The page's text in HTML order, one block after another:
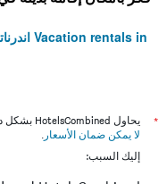
Vacation rentals in اندرناتش
*
يحاول HotelsCombined بشكل دائم الحصول على الأسعار الدقيقة، ولكن
لا يمكن ضمان الأسعار .
إليك السبب: